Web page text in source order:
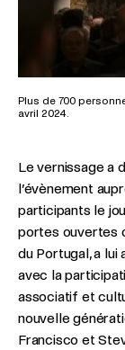
Plus de 700
avril 2024.
Le vernissage a
l’évènement
participants le
portes ouvertes
du Portugal, a lui
avec la
associatif et
nouvelle
Francisco et